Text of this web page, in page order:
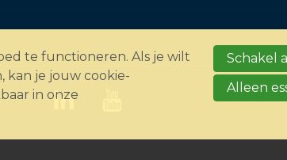
te functioneren. Als je wilt
kan je jouw cookie-
in onze
Schakel
Alleen